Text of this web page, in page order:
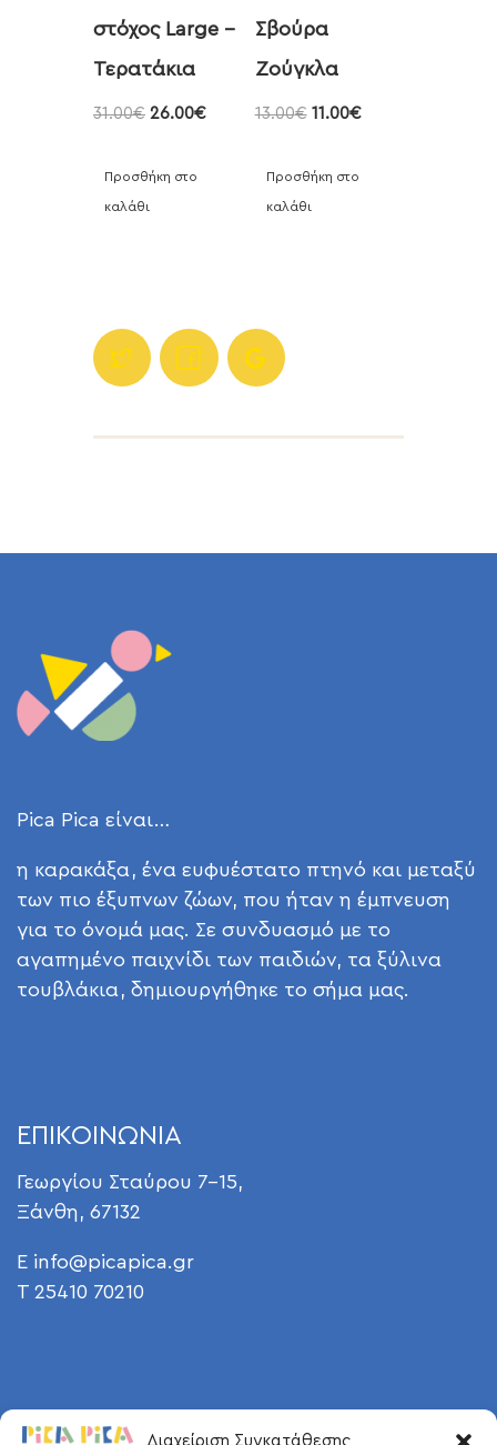
Διαχείριση Συγκατάθεσης
στόχος Large –
Τερατάκια
31.00€ 26.00€
Προσθήκη στο
καλάθι
Σβούρα
Ζούγκλα
13.00€ 11.00€
Προσθήκη στο
καλάθι
Pica Pica είναι…
η καρακάξα, ένα ευφυέστατο πτηνό και μεταξύ
των πιο έξυπνων ζώων, που ήταν η έμπνευση
για το όνομά μας. Σε συνδυασμό με το
αγαπημένο παιχνίδι των παιδιών, τα ξύλινα
τουβλάκια, δημιουργήθηκε το σήμα μας.
ΕΠΙΚΟΙΝΩΝΙΑ
Γεωργίου Σταύρου 7-15,
Ξάνθη, 67132
E info@picapica.gr
T 25410 70210